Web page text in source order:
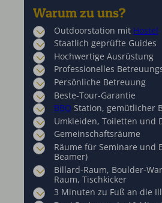
Warum zu uns?
Outdoorstation mit Hostel
Staatlich geprüfte Guides
Hochwertige Ausrüstung
Professionelles
Persönliche Betreuung
Beste-Tour-Garantie
BBQ Station, gemütlicher
Umkleiden, Toiletten und
Gemeinschaftsräume
Räume für Seminare und
Beamer)
Billard-Raum, Boulder-
Raum, Tischkicker
3 Minuten zu Fuß an die